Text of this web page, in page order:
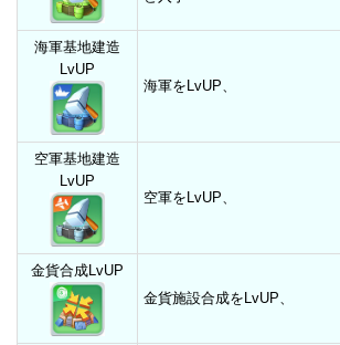
海軍基地建造
LvUP
海軍をLvUP、
空軍基地建造
LvUP
空軍をLvUP、
金貨合成LvUP
金貨施設合成をLvUP、